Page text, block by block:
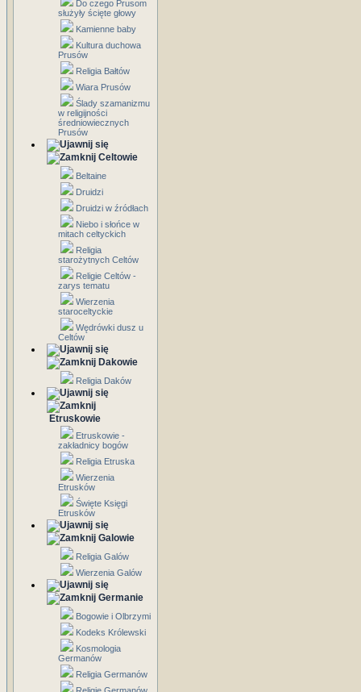
Do czego Prusom
służyły ścięte głowy
Kamienne baby
Kultura duchowa
Prusów
Religia Bałtów
Wiara Prusów
Ślady szamanizmu
w religijności
średniowiecznych
Prusów
Celtowie
Beltaine
Druidzi
Druidzi w źródłach
Niebo i słońce w
mitach celtyckich
Religia
starożytnych Celtów
Religie Celtów -
zarys tematu
Wierzenia
staroceltyckie
Wędrówki dusz u
Celtów
Dakowie
Religia Daków
Etruskowie
Etruskowie -
zakładnicy bogów
Religia Etruska
Wierzenia
Etrusków
Święte Księgi
Etrusków
Galowie
Religia Galów
Wierzenia Galów
Germanie
Bogowie i Olbrzymi
Kodeks Królewski
Kosmologia
Germanów
Religia Germanów